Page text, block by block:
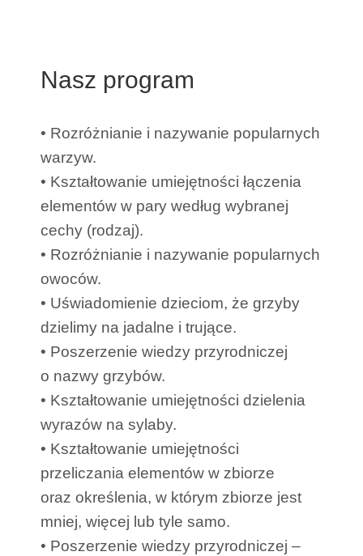
Nasz program
• Rozróżnianie i nazywanie popularnych
warzyw.
• Kształtowanie umiejętności łączenia
elementów w pary według wybranej
cechy (rodzaj).
• Rozróżnianie i nazywanie popularnych
owoców.
• Uświadomienie dzieciom, że grzyby
dzielimy na jadalne i trujące.
• Poszerzenie wiedzy przyrodniczej
o nazwy grzybów.
• Kształtowanie umiejętności dzielenia
wyrazów na sylaby.
• Kształtowanie umiejętności
przeliczania elementów w zbiorze
oraz określenia, w którym zbiorze jest
mniej, więcej lub tyle samo.
• Poszerzenie wiedzy przyrodniczej –